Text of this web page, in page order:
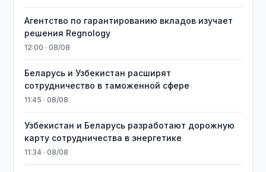
Агентство по гарантированию вкладов изучает
решения Regnology
12:00 · 08/08
Беларусь и Узбекистан расширят
сотрудничество в таможенной сфере
11:45 · 08/08
Узбекистан и Беларусь разработают дорожную
карту сотрудничества в энергетике
11:34 · 08/08